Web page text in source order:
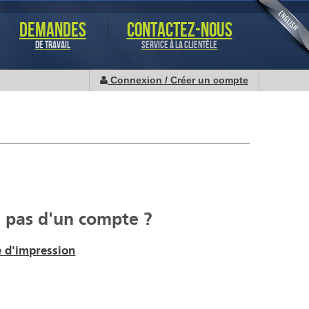
DEMANDES
DE TRAVAIL
CONTACTEZ-NOUS
SERVICE À LA CLIENTÈLE
Connexion / Créer un compte
d'un compte ?
d'impression